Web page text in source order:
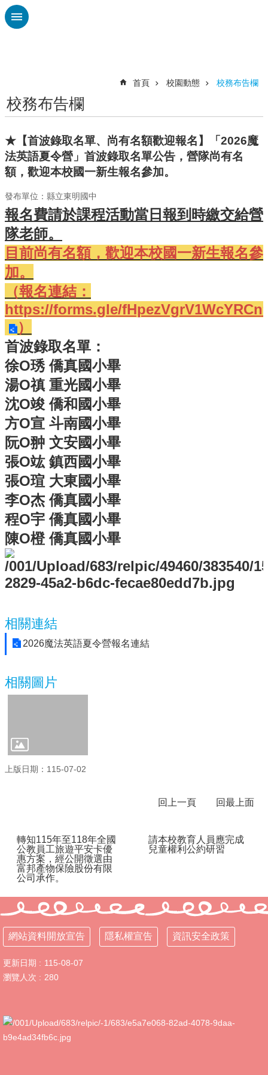
跳到主要內容區塊
校
布
告
欄
林
縣
教
育
處
總
體
課
程
計
畫
115
學
年
度
學
生
總
量
管
制
辦
法
115
年
度
新
生
入
學
美
招
生
展
東
及
科
技
中
校
園
動
認
校
行
首頁 校園動態 校務布告欄
校務布告欄
★【首波錄取名單、尚有名額歡迎報名】「2026魔
法英語夏令營」首波錄取名單公告，營隊尚有名
額，歡迎本校國一新生報名參加。
發布單位：縣立東明國中
報名費請於課程活動當日報到時繳交給營
隊老師。
目前尚有名額，歡迎本校國一新生報名參
加。
（報名連結：
https://forms.gle/
）
首波錄取名單：
徐O琇 僑真國小畢
湯O禛 重光國小畢
沈O竣 僑和國小畢
方O宣 斗南國小畢
阮O翀 文安國小畢
張O竑 鎮西國小畢
張O瑄 大東國小畢
李O杰 僑真國小畢
程O宇 僑真國小畢
陳O橙 僑真國小畢
相關連結
2026魔法英語夏令營報名連結
相關圖片
上版日期：115-07-02
回上一頁 回最上面
轉知115年至118年全國
公教員工旅遊平安卡優
惠方案，經公開徵選由
富邦產物保險股份有限
公司承作。
請本校教育人員應完成
兒童權利公約研習
網站資料開放宣告 隱私權宣告 資訊安全政策
更新日期
115-08-07
瀏覽人次
280